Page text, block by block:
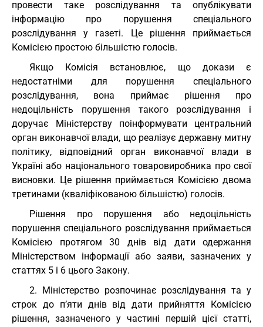
провести таке розслідування та опублікувати
інформацію про порушення спеціального
розслідування у газеті. Це рішення приймається
Комісією простою більшістю голосів.
Якщо Комісія встановлює, що докази є
недостатніми для порушення спеціального
розслідування, вона приймає рішення про
недоцільність порушення такого розслідування і
доручає Міністерству поінформувати центральний
орган виконавчої влади, що реалізує державну митну
політику, відповідний орган виконавчої влади в
Україні або національного товаровиробника про свої
висновки. Це рішення приймається Комісією двома
третинами (кваліфікованою більшістю) голосів.
Рішення про порушення або недоцільність
порушення спеціального розслідування приймається
Комісією протягом 30 днів від дати одержання
Міністерством інформації або заяви, зазначених у
статтях 5 і 6 цього Закону.
2. Міністерство розпочинає розслідування та у
строк до п’яти днів від дати прийняття Комісією
рішення, зазначеного у частині першій цієї статті,